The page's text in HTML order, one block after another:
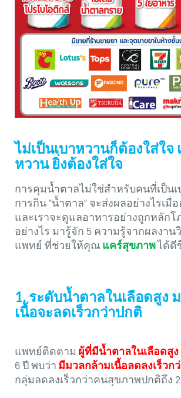
ไม่เป็นเบาหวานก็ต้องใส่ใจ
หวาน ยิ่งต้องใส่ใจ
การคุมน้ำตาลไม่ใช่สำหรับคนที่เป็น
การกิน “น้ำตาล” จะส่งผลอย่างไรเมื่
และเราจะดูแลอาหารอย่างถูกหลักโ
อย่างไร มารู้จัก 5 ความรู้จากผลงาน
แพทย์ ที่ช่วยให้คุณ แคร์สุขภาพได้ดี
1. ระดับน้ำตาลในเลือดสูง
เนื้อจะลดเร็วกว่าปกติ
แพทย์ติดตาม ผู้ที่มีน้ำตาลในเลือดสูง
6 ปี พบว่า มีมวลกล้ามเนื้อลดลงเร็วก
กลุ่มลดลงเร็วกว่าคนสุขภาพปกติถึง 2